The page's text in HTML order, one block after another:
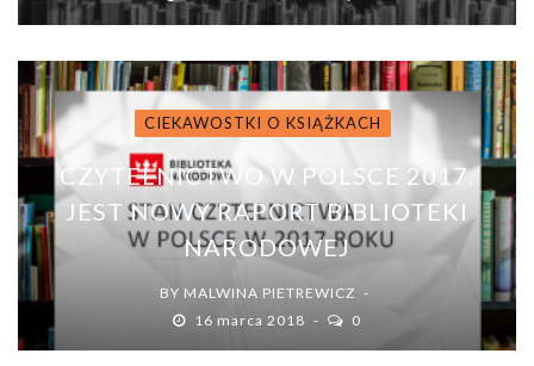
CIEKAWOSTKI O KSIĄŻKACH
CZYTELNICTWO W POLSCE 2017.
JEST NOWY RAPORT BIBLIOTEKI
NARODOWEJ
BY MALWINA PIETREWICZ
16 marca 2018
0